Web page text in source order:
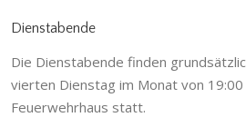
Dienstabende
Die Dienstabende finden
vierten Dienstag im Monat von
Feuerwehrhaus statt.